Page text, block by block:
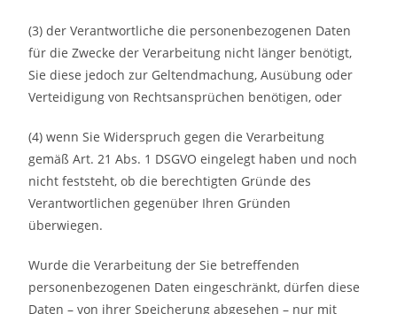
(3) der Verantwortliche die personenbezogenen Daten
für die Zwecke der Verarbeitung nicht länger benötigt,
Sie diese jedoch zur Geltendmachung, Ausübung oder
Verteidigung von Rechtsansprüchen benötigen, oder
(4) wenn Sie Widerspruch gegen die Verarbeitung
gemäß Art. 21 Abs. 1 DSGVO eingelegt haben und noch
nicht feststeht, ob die berechtigten Gründe des
Verantwortlichen gegenüber Ihren Gründen
überwiegen.
Wurde die Verarbeitung der Sie betreffenden
personenbezogenen Daten eingeschränkt, dürfen diese
Daten – von ihrer Speicherung abgesehen – nur mit